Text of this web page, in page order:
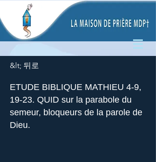
&lt; 뒤로
ETUDE BIBLIQUE MATHIEU 4-9,
19-23. QUID sur la parabole du
semeur, bloqueurs de la parole de
Dieu.